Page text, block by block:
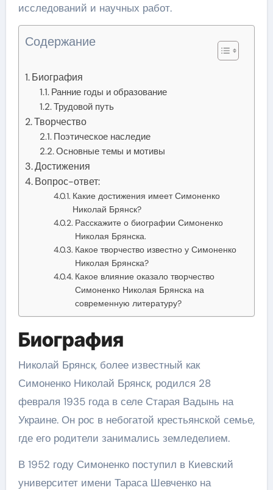
исследований и научных работ.
Содержание
Биография
Ранние годы и образование
Трудовой путь
Творчество
Поэтическое наследие
Основные темы и мотивы
Достижения
Вопрос-ответ:
Какие достижения имеет Симоненко
Николай Брянск?
Расскажите о биографии Симоненко
Николая Брянска.
Какое творчество известно у Симоненко
Николая Брянска?
Какое влияние оказало творчество
Симоненко Николая Брянска на
современную литературу?
Биография
Николай Брянск, более известный как
Симоненко Николай Брянск, родился 28
февраля 1935 года в селе Старая Вадынь на
Украине. Он рос в небогатой крестьянской семье,
где его родители занимались земледелием.
В 1952 году Симоненко поступил в Киевский
университет имени Тараса Шевченко на